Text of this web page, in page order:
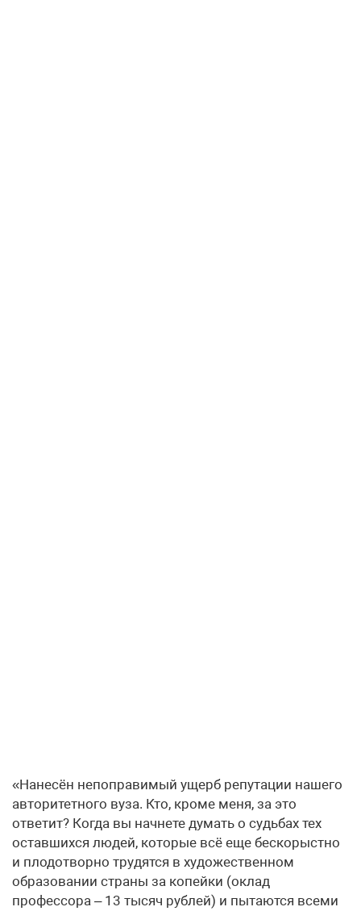
«Нанесён непоправимый ущерб репутации нашего
авторитетного вуза. Кто, кроме меня, за это
ответит? Когда вы начнете думать о судьбах тех
оставшихся людей, которые всё еще бескорыстно
и плодотворно трудятся в художественном
образовании страны за копейки (оклад
профессора – 13 тысяч рублей) и пытаются всеми